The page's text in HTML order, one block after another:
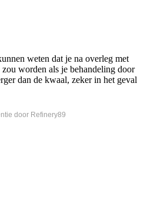
weten dat je na overleg met
worden als je behandeling door
dan de kwaal, zeker in het geval
door Refinery89